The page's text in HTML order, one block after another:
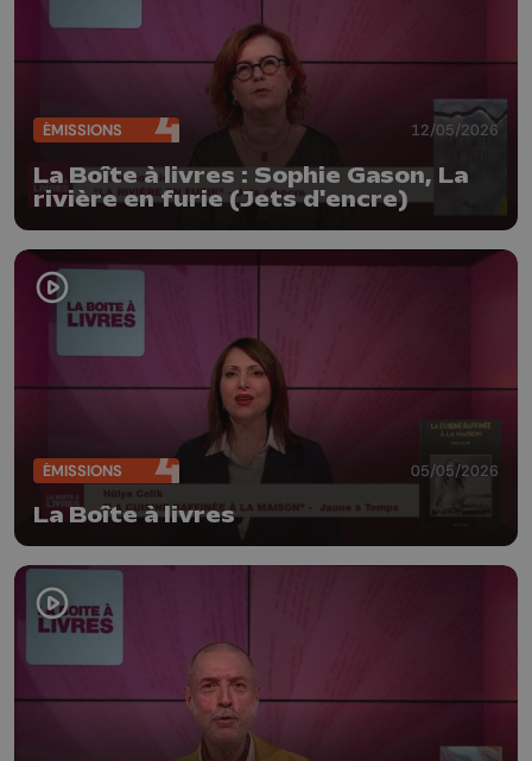
ÉMISSIONS 12/05/2026
La Boîte à livres : Sophie Gason, La
rivière en furie (Jets d'encre)
ÉMISSIONS 05/05/2026
La Boîte à livres